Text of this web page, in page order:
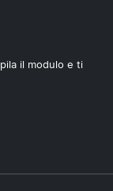
il modulo e ti